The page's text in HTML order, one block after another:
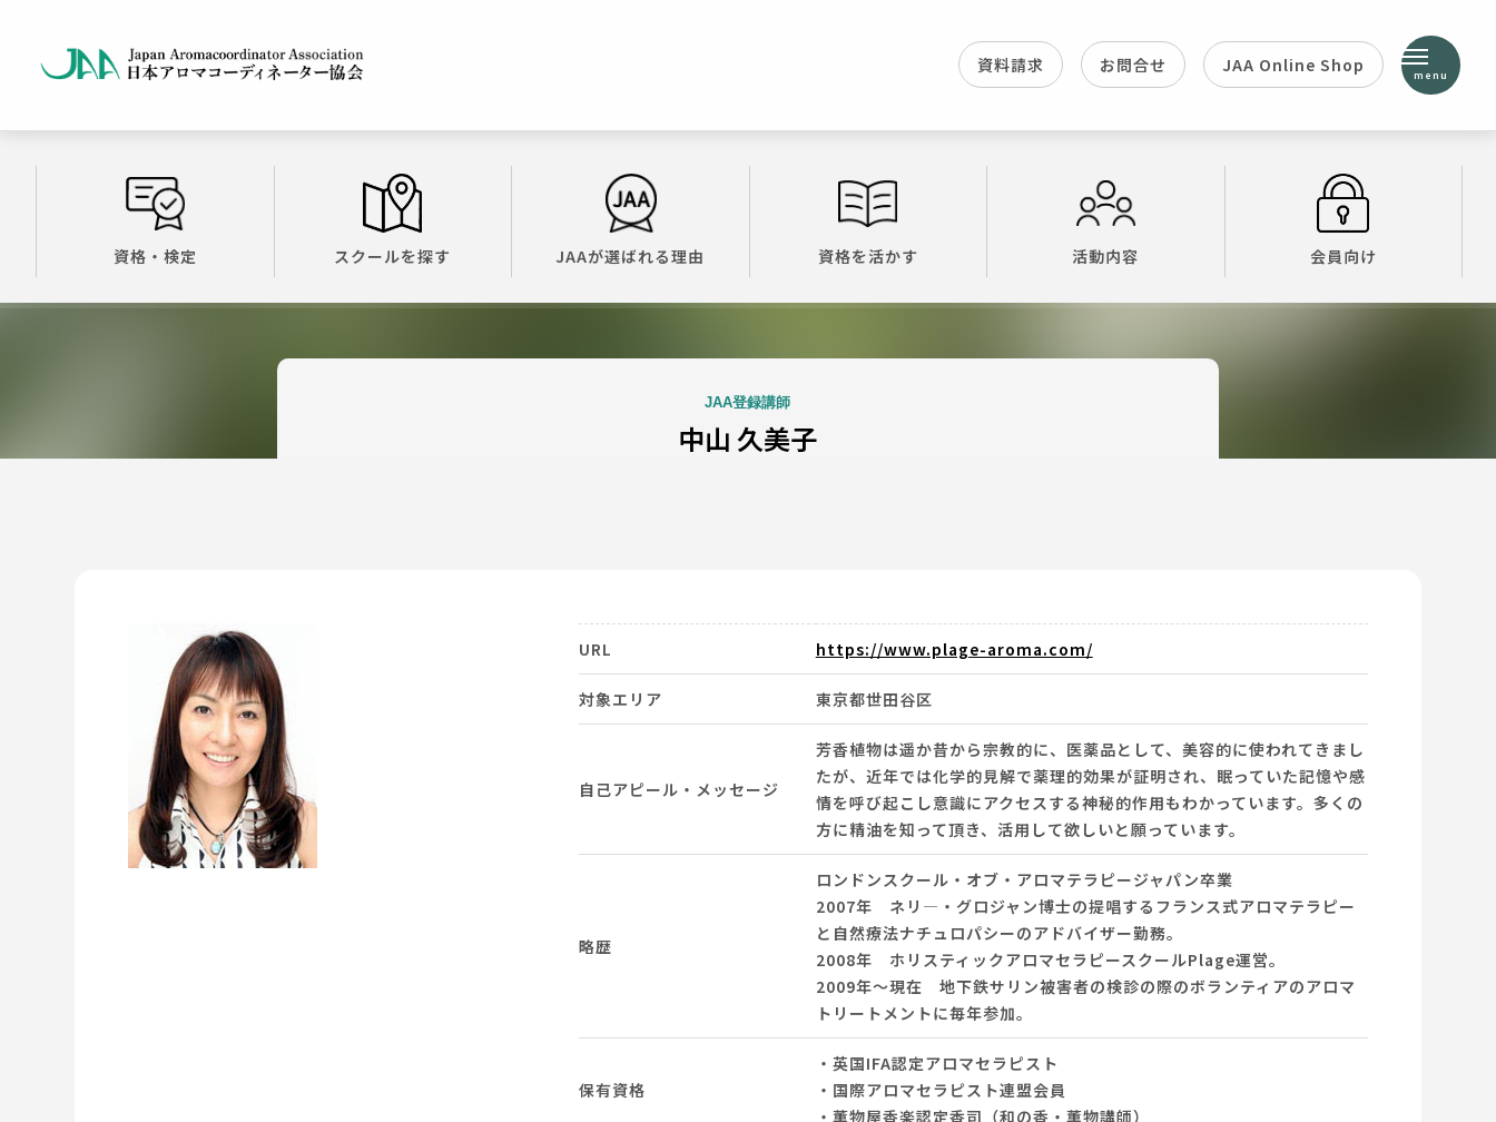
資料請求 お問合せ JAA Online Shop menu
資格・検定 スクールを探す JAAが選ばれる理由 資格を活かす 活動内容 会員向け
JAA登録講師
中山 久美子
URL https://www.plage-aroma.com/
対象エリア 東京都世田谷区
自己アピール・メッセージ
芳香植物は遥か昔から宗教的に、医薬品として、美容的に使われてきまし
たが、近年では化学的見解で薬理的効果が証明され、眠っていた記憶や感
情を呼び起こし意識にアクセスする神秘的作用もわかっています。多くの
方に精油を知って頂き、活用して欲しいと願っています。
略歴
ロンドンスクール・オブ・アロマテラピージャパン卒業
2007年 ネリ―・グロジャン博士の提唱するフランス式アロマテラピー
と自然療法ナチュロパシーのアドバイザー勤務。
2008年 ホリスティックアロマセラピースクールPlage運営。
2009年～現在 地下鉄サリン被害者の検診の際のボランティアのアロマ
トリートメントに毎年参加。
保有資格
・英国IFA認定アロマセラピスト
・国際アロマセラピスト連盟会員
・薫物屋香楽認定香司（和の香・薫物講師）